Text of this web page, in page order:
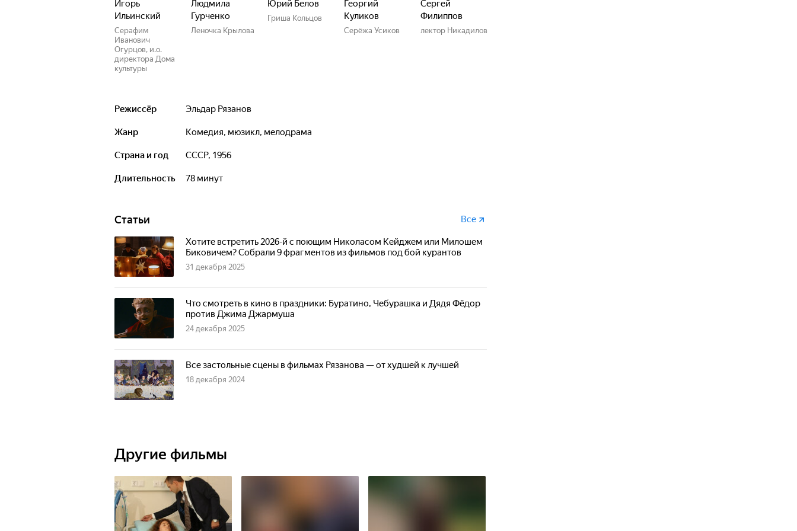
Игорь
Ильинский
Серафим
Иванович
Огурцов, и.о.
директора Дома
культуры
Людмила
Гурченко
Леночка Крылова
Юрий Белов
Гриша Кольцов
Георгий
Куликов
Серёжа Усиков
Сергей
Филиппов
лектор Никадилов
Режиссёр Эльдар Рязанов
Жанр комедия, мюзикл, мелодрама
Страна и год СССР, 1956
Длительность 78 минут
Статьи Все
Хотите встретить 2026-й с поющим Николасом Кейджем или Милошем
Биковичем? Собрали 9 фрагментов из фильмов под бой курантов
31 декабря 2025
Что смотреть в кино в праздники: Буратино, Чебурашка и Дядя Фёдор
против Джима Джармуша
24 декабря 2025
Все застольные сцены в фильмах Рязанова — от худшей к лучшей
18 декабря 2024
Другие фильмы